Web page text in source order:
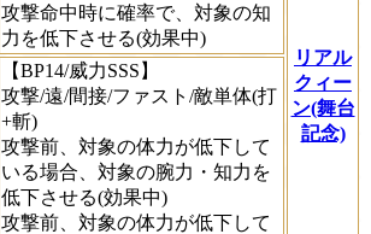
リアル
クィー
ン(舞台
記念)
攻撃命中時に確率で、対象の知
力を低下させる(効果中)
【BP14/威力SSS】
攻撃/遠/間接/ファスト/敵単体(打
+斬)
攻撃前、対象の体力が低下して
いる場合、対象の腕力・知力を
低下させる(効果中)
攻撃前、対象の体力が低下して